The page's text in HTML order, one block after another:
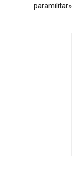
paramilitar»